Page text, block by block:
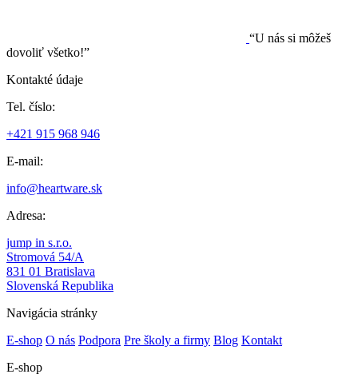
“U nás si môžeš
dovoliť všetko!”
Kontakté údaje
Tel. číslo:
+421 915 968 946
E-mail:
info@heartware.sk
Adresa:
jump in s.r.o.
Stromová 54/A
831 01 Bratislava
Slovenská Republika
Navigácia stránky
E-shop O nás Podpora Pre školy a firmy Blog Kontakt
E-shop